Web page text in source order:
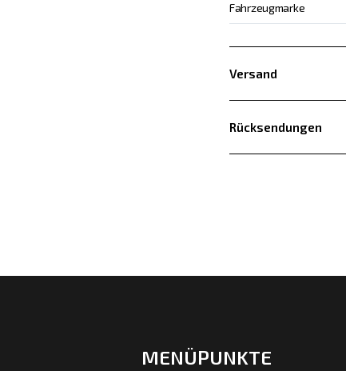
Fahrzeugmarke
Versand
Rücksendungen
MENÜPUNKTE